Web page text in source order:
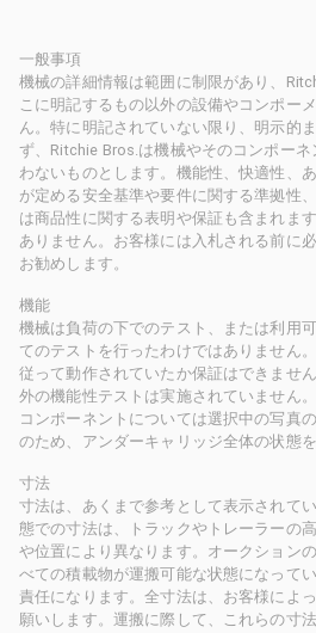
一般事項
機械の詳細情報は範囲に制限があり、
こに明記するもの以外の設備やコンポー
ん。特に明記されていない限り、明示的
ず、Ritchie Bros.は機械やそのコンポー
わないものとします。機能性、快適性、
が定める安全基準や要件に関する準拠性
は商品性に関する表明や保証も含まれま
ありません。お客様には入札される前に
お勧めします。
機能
機械は負荷の下でのテスト、または利用
てのテストを行ったわけではありません
従って動作されていたか保証はできませ
外の機能性テストは実施されていません
コンポーネントについては選択中の写真
のため、アンダーキャリッジ全体の状態
寸法
寸法は、あくまで参考として表示されて
態での寸法は、トラックやトレーラーの
や位置により異なります。オークション
べての積載物が運搬可能な状態になって
責任になります。全寸法は、お客様によ
願いします。運搬に際して、これらの寸